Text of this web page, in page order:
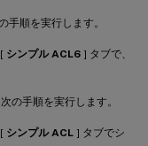
手順を実行します。
シンプル ACL6 ] タブで、
の手順を実行します。
シンプル ACL ] タブでシ